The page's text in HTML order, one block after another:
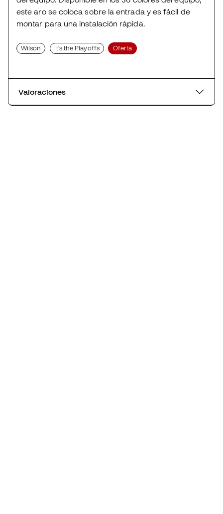
este aro se coloca sobre la entrada y es fácil de
montar para una instalación rápida.
Wilson It's the Playoffs Oferta
Valoraciones